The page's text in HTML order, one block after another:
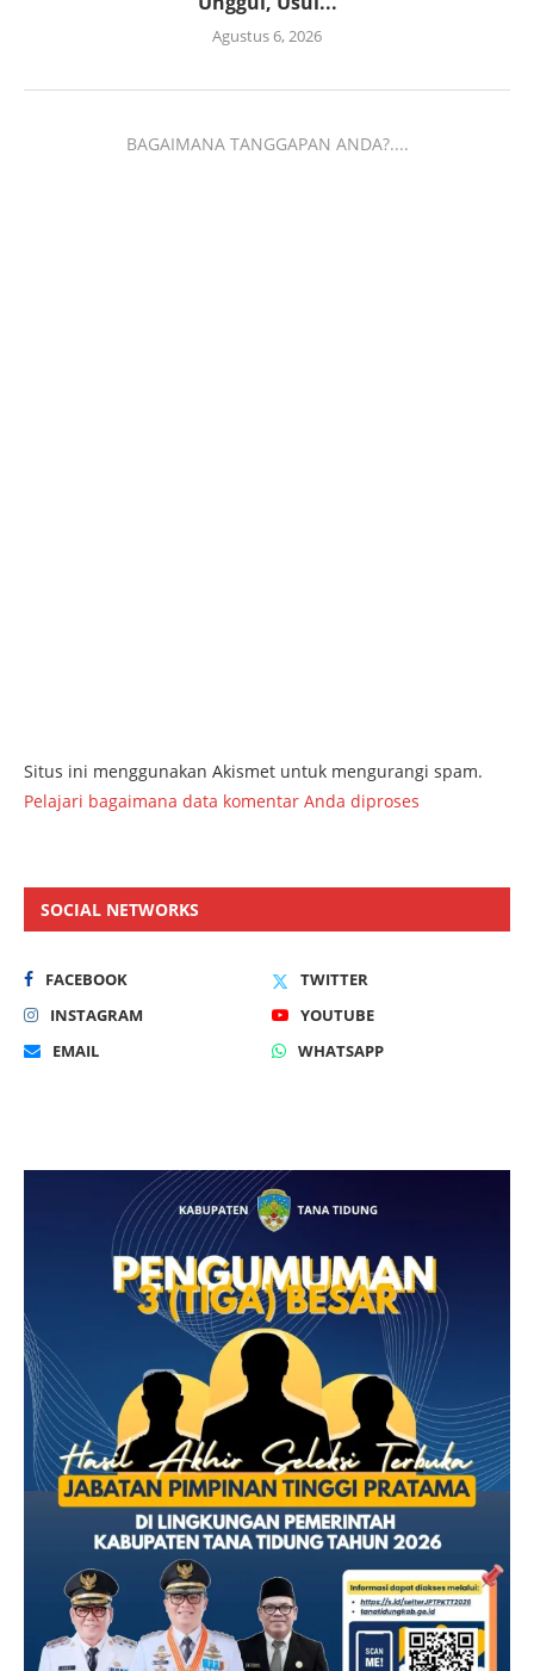
Agustus 6, 2026
BAGAIMANA TANGGAPAN ANDA?....
Situs ini menggunakan Akismet untuk mengurangi spam.
Pelajari bagaimana data komentar Anda diproses
SOCIAL NETWORKS
FACEBOOK
TWITTER
INSTAGRAM
YOUTUBE
EMAIL
WHATSAPP